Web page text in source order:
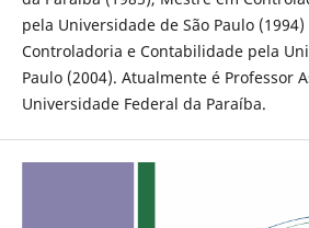
pela Universidade de São Paulo
Controladoria e Contabilidade pela
Paulo (2004). Atualmente é Professor
Universidade Federal da Paraíba.